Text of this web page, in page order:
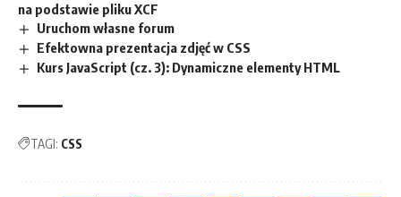
na podstawie pliku XCF
Uruchom własne forum
Efektowna prezentacja zdjęć w CSS
Kurs JavaScript (cz. 3): Dynamiczne elementy HTML
TAGI: CSS